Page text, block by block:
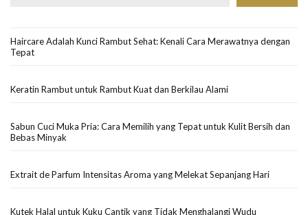
Haircare Adalah Kunci Rambut Sehat: Kenali Cara Merawatnya dengan
Tepat
Keratin Rambut untuk Rambut Kuat dan Berkilau Alami
Sabun Cuci Muka Pria: Cara Memilih yang Tepat untuk Kulit Bersih dan
Bebas Minyak
Extrait de Parfum Intensitas Aroma yang Melekat Sepanjang Hari
Kutek Halal untuk Kuku Cantik yang Tidak Menghalangi Wudu